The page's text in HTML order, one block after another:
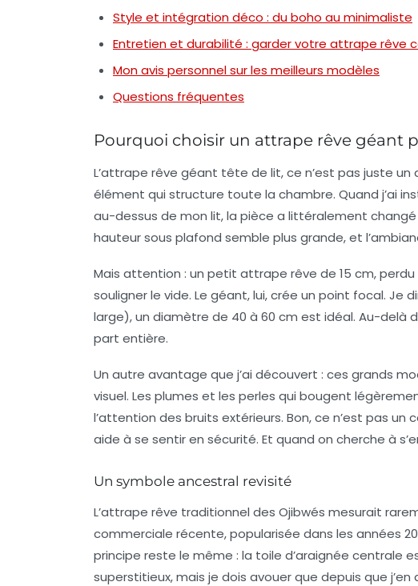
Style et intégration déco : du boho au minimaliste
Entretien et durabilité : garder votre attrape rêve
Mon avis personnel sur les meilleurs modèles
Questions fréquentes
Pourquoi choisir un attrape rêve géant
L’attrape rêve géant tête de lit, ce n’est pas juste un
élément qui structure toute la chambre. Quand j’ai
au-dessus de mon lit, la pièce a littéralement
hauteur sous plafond semble plus grande, et
Mais attention : un petit attrape rêve de 15 cm,
souligner le vide. Le géant, lui, crée un point focal. Je
large), un diamètre de 40 à 60 cm est idéal. Au-delà
part entière.
Un autre avantage que j’ai découvert : ces grands
visuel. Les plumes et les perles qui bougent
l’attention des bruits extérieurs. Bon, ce n’est pas
aide à se sentir en sécurité. Et quand on cherche à
Un symbole ancestral revisité
L’attrape rêve traditionnel des Ojibwés mesurait
commerciale récente, popularisée dans les années
principe reste le même : la toile d’araignée centrale
superstitieux, mais je dois avouer que depuis que